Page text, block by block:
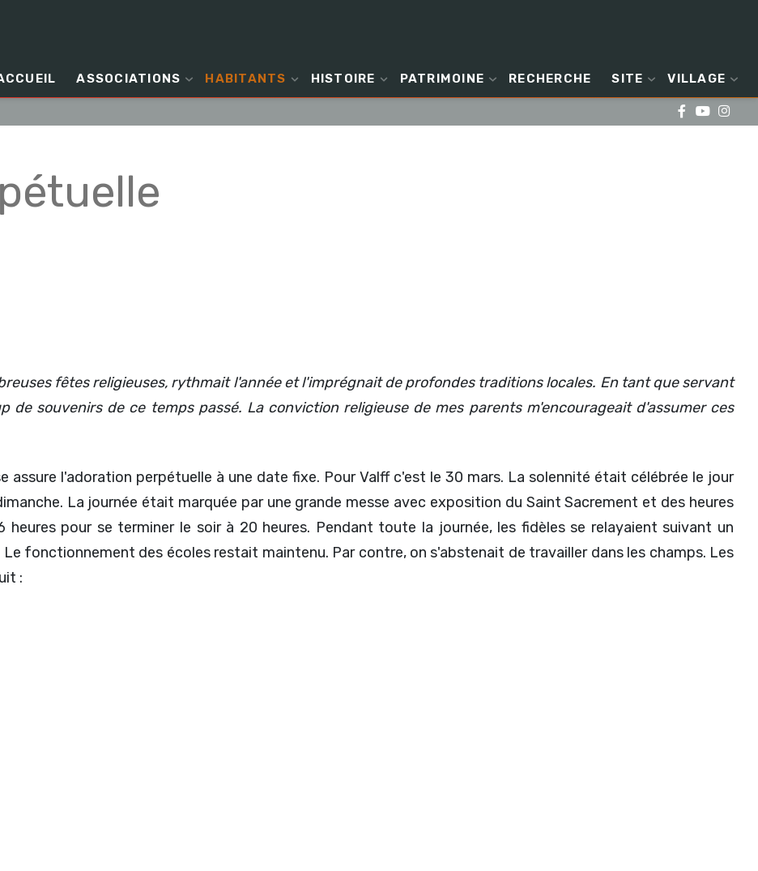
ASSOCIATIONS HABITANTS HISTOIRE PATRIMOINE RECHERCHE SITE VILLAGE
fêtes religieuses, rythmait l'année et l'imprégnait de profondes traditions locales. En tant que servant
de souvenirs de ce temps passé. La conviction religieuse de mes parents m'encourageait d'assumer ces
assure l'adoration perpétuelle à une date fixe. Pour Valff c'est le 30 mars. La solennité était célébrée le jour
La journée était marquée par une grande messe avec exposition du Saint Sacrement et des heures
pour se terminer le soir à 20 heures. Pendant toute la journée, les fidèles se relayaient suivant un
fonctionnement des écoles restait maintenu. Par contre, on s'abstenait de travailler dans les champs. Les
: